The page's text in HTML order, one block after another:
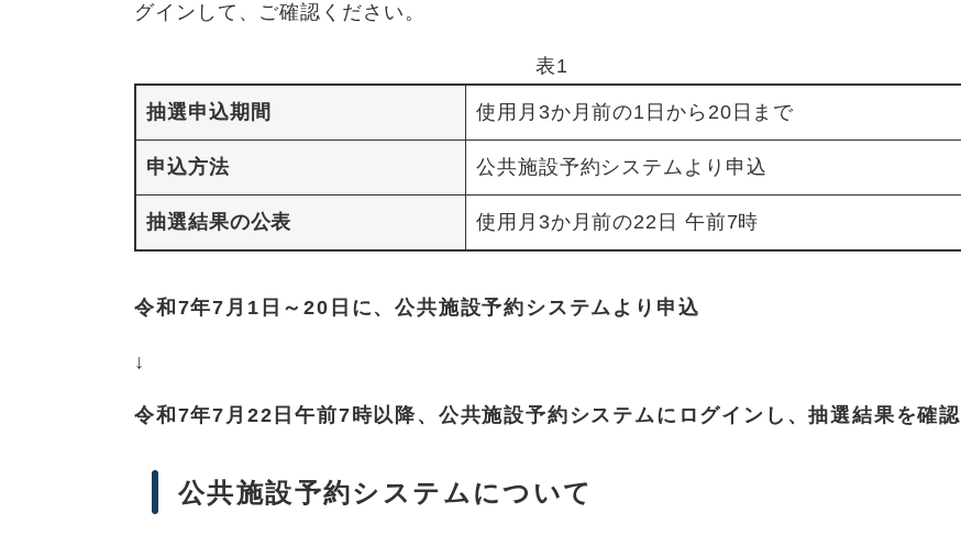
グインして、ご確認ください。
表1
抽選申込期間 使用月3か月前の1日から20日まで
申込方法 公共施設予約システムより申込
抽選結果の公表 使用月3か月前の22日 午前7時
令和7年7月1日～20日に、公共施設予約システムより申込
↓
令和7年7月22日午前7時以降、公共施設予約システムにログインし、抽選結果を確認
公共施設予約システムについて